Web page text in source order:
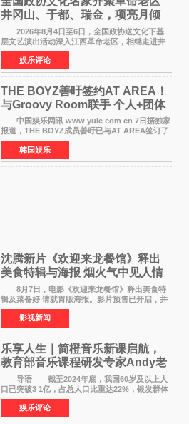
井冈山、于都、瑞金，项亮月倾
情献唱《桃花谣》致敬红色沃土
2026年8月4日至6日，全国政协送文化下基
层文艺演出活动深入江西革命老区，相继走进井
冈山、于都长征出发地、瑞金三地。由全国政协
文化文史和学习委员会副主任、甘肃省政协原主
席欧阳坚率团，一
娱乐评论
THE BOYZ善旴签约AT AREA！
与Groovy Room联手 个人+团体
活动并行
中国娱乐网讯 www yule com cn 7日据独家
报道，THE BOYZ成员善旴已与AT AREA签订了
专属合约。AT AREA是由知名制作人组合
Groovy Room创立的hip-hop厂牌，旗下拥有多
位实力派音乐人，在韩
韩国娱乐
沈腾新片《欢迎来龙餐馆》释出
美食特辑与海报 烟火气中见人情
温暖
8月7日，电影《欢迎来龙餐馆》释出美食特
辑及菜备好 请就胃版海报。影片预售已开启，并
将于8月8日至10日14:00-21:00举行全国超前点
映。电影《欢迎来龙餐馆》作为战争美食喜剧大
片，讲述了中国
影视新闻
乐享人生｜简橙音乐新课启航，
教育部音乐课程研发专家Andy老
师重磅入驻领航银龄琴声
导语 截至2024年底，我国60岁及以上人
口已突破3 1亿，占总人口比重达22%，银发群体
的精神文化需求日益凸显。2024年1月，国务院办
公厅印发《关于发展银发经济增进老年人福祉的
意见》——这是
娱乐评论